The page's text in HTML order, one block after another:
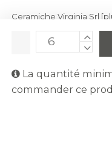
La quantité
commander ce
Ceramiche Virginia Srl
euro i.v.] - Via Virginio